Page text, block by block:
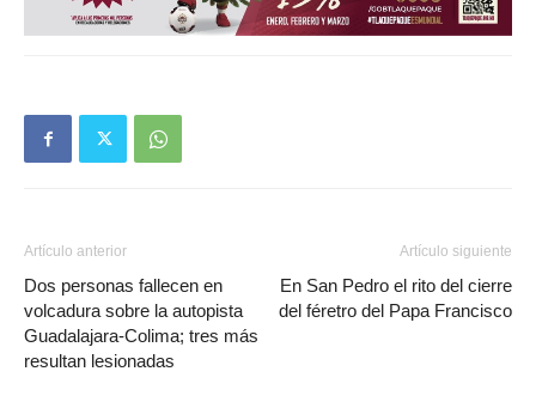
Artículo anterior
Dos personas fallecen en
volcadura sobre la autopista
Guadalajara-Colima; tres más
resultan lesionadas
Artículo siguiente
En San Pedro el rito del cierre
del féretro del Papa Francisco